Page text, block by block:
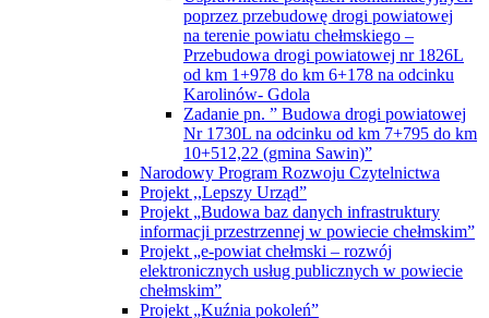
Zadanie pn. ” Budowa drogi powiatowej
Nr 1730L na odcinku od km 7+795 do km
10+512,22 (gmina Sawin)”
Narodowy Program Rozwoju Czytelnictwa
Projekt ,,Lepszy Urząd”
Projekt „Budowa baz danych infrastruktury
informacji przestrzennej w powiecie chełmskim”
Projekt „e-powiat chełmski – rozwój
elektronicznych usług publicznych w powiecie
chełmskim”
Projekt „Kuźnia pokoleń”
Projekt „Podnoszenie świadomości mieszkańców
Powiatu Chełmskiego w zakresie neutralności
klimatycznej”
Projekt „Zdalna Szkoła”